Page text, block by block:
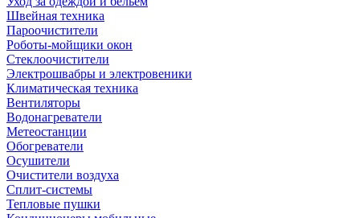
Швейная техника
Пароочистители
Роботы-мойщики окон
Стеклоочистители
Электрошвабры и электровеники
Климатическая техника
Вентиляторы
Водонагреватели
Метеостанции
Обогреватели
Осушители
Очистители воздуха
Сплит-системы
Тепловые пушки